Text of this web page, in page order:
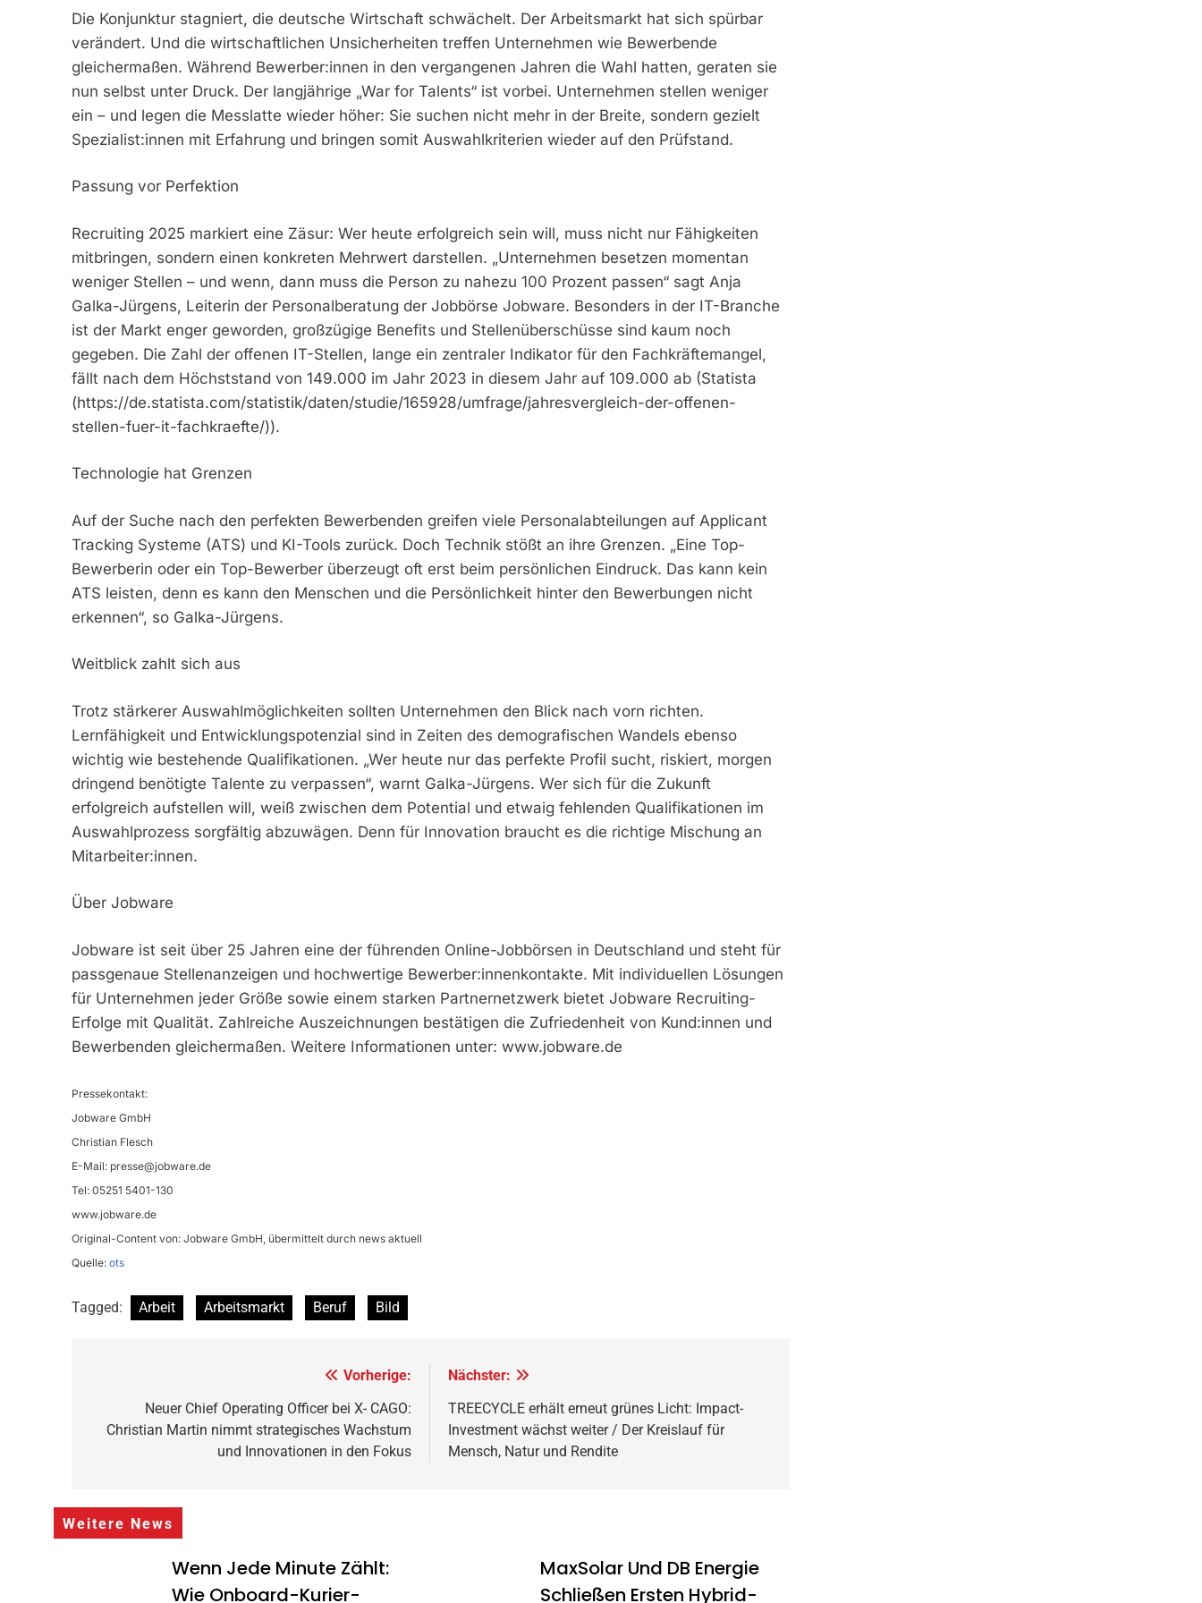
Die Konjunktur stagniert, die deutsche Wirtschaft schwächelt. Der Arbeitsmarkt hat sich spürbar
verändert. Und die wirtschaftlichen Unsicherheiten treffen Unternehmen wie Bewerbende
gleichermaßen. Während Bewerber:innen in den vergangenen Jahren die Wahl hatten, geraten sie
nun selbst unter Druck. Der langjährige „War for Talents“ ist vorbei. Unternehmen stellen weniger
ein – und legen die Messlatte wieder höher: Sie suchen nicht mehr in der Breite, sondern gezielt
Spezialist:innen mit Erfahrung und bringen somit Auswahlkriterien wieder auf den Prüfstand.
Passung vor Perfektion
Recruiting 2025 markiert eine Zäsur: Wer heute erfolgreich sein will, muss nicht nur Fähigkeiten
mitbringen, sondern einen konkreten Mehrwert darstellen. „Unternehmen besetzen momentan
weniger Stellen – und wenn, dann muss die Person zu nahezu 100 Prozent passen“ sagt Anja
Galka-Jürgens, Leiterin der Personalberatung der Jobbörse Jobware. Besonders in der IT-Branche
ist der Markt enger geworden, großzügige Benefits und Stellenüberschüsse sind kaum noch
gegeben. Die Zahl der offenen IT-Stellen, lange ein zentraler Indikator für den Fachkräftemangel,
fällt nach dem Höchststand von 149.000 im Jahr 2023 in diesem Jahr auf 109.000 ab (Statista
(https://de.statista.com/statistik/daten/studie/165928/umfrage/jahresvergleich-der-offenen-
stellen-fuer-it-fachkraefte/)).
Technologie hat Grenzen
Auf der Suche nach den perfekten Bewerbenden greifen viele Personalabteilungen auf Applicant
Tracking Systeme (ATS) und KI-Tools zurück. Doch Technik stößt an ihre Grenzen. „Eine Top-
Bewerberin oder ein Top-Bewerber überzeugt oft erst beim persönlichen Eindruck. Das kann kein
ATS leisten, denn es kann den Menschen und die Persönlichkeit hinter den Bewerbungen nicht
erkennen“, so Galka-Jürgens.
Weitblick zahlt sich aus
Trotz stärkerer Auswahlmöglichkeiten sollten Unternehmen den Blick nach vorn richten.
Lernfähigkeit und Entwicklungspotenzial sind in Zeiten des demografischen Wandels ebenso
wichtig wie bestehende Qualifikationen. „Wer heute nur das perfekte Profil sucht, riskiert, morgen
dringend benötigte Talente zu verpassen“, warnt Galka-Jürgens. Wer sich für die Zukunft
erfolgreich aufstellen will, weiß zwischen dem Potential und etwaig fehlenden Qualifikationen im
Auswahlprozess sorgfältig abzuwägen. Denn für Innovation braucht es die richtige Mischung an
Mitarbeiter:innen.
Über Jobware
Jobware ist seit über 25 Jahren eine der führenden Online-Jobbörsen in Deutschland und steht für
passgenaue Stellenanzeigen und hochwertige Bewerber:innenkontakte. Mit individuellen Lösungen
für Unternehmen jeder Größe sowie einem starken Partnernetzwerk bietet Jobware Recruiting-
Erfolge mit Qualität. Zahlreiche Auszeichnungen bestätigen die Zufriedenheit von Kund:innen und
Bewerbenden gleichermaßen. Weitere Informationen unter: www.jobware.de
Pressekontakt:
Jobware GmbH
Christian Flesch
E-Mail: presse@jobware.de
Tel: 05251 5401-130
www.jobware.de
Original-Content von: Jobware GmbH, übermittelt durch news aktuell
Quelle: ots
Tagged: Arbeit Arbeitsmarkt Beruf Bild
Vorherige:
Neuer Chief Operating Officer bei X- CAGO:
Christian Martin nimmt strategisches Wachstum
und Innovationen in den Fokus
Nächster:
TREECYCLE erhält erneut grünes Licht: Impact-
Investment wächst weiter / Der Kreislauf für
Mensch, Natur und Rendite
Weitere News
Wenn Jede Minute Zählt:
Wie Onboard-Kurier-
MaxSolar Und DB Energie
Schließen Ersten Hybrid-